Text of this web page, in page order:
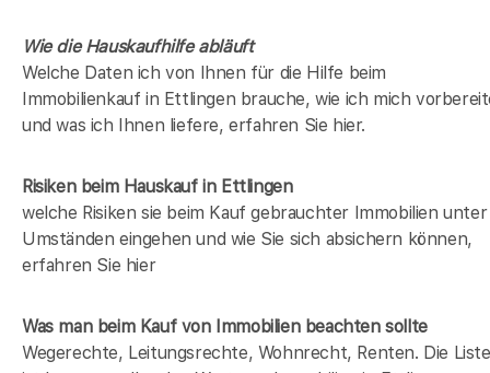
Wie die Hauskaufhilfe abläuft
Welche Daten ich von Ihnen für die Hilfe beim
Immobilienkauf in Ettlingen brauche, wie ich mich
und was ich Ihnen liefere, erfahren Sie hier.
Risiken beim Hauskaufin Ettlingen
welche Risiken sie beim Kauf gebrauchter Immobilien unter
Umständen eingehen und wie Sie sich absichern können,
erfahren Sie hier
Was man beim Kauf von Immobilien beachten sollte
Wegerechte, Leitungsrechte, Wohnrecht, Renten. Die Liste